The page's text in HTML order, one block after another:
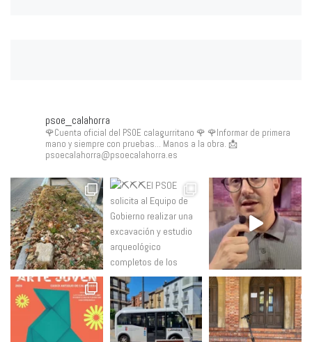
psoe_calahorra
🌹Cuenta oficial del PSOE calagurritano 🌹 🌹Informar de primera
mano y siempre con pruebas... Manos a la obra. 📩
psoecalahorra@psoecalahorra.es